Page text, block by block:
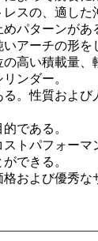
スの、適し
パターンが
アーチの形を
高い積載量
ンダー。
。性質およ
である。
トパフォー
できる。
および優秀